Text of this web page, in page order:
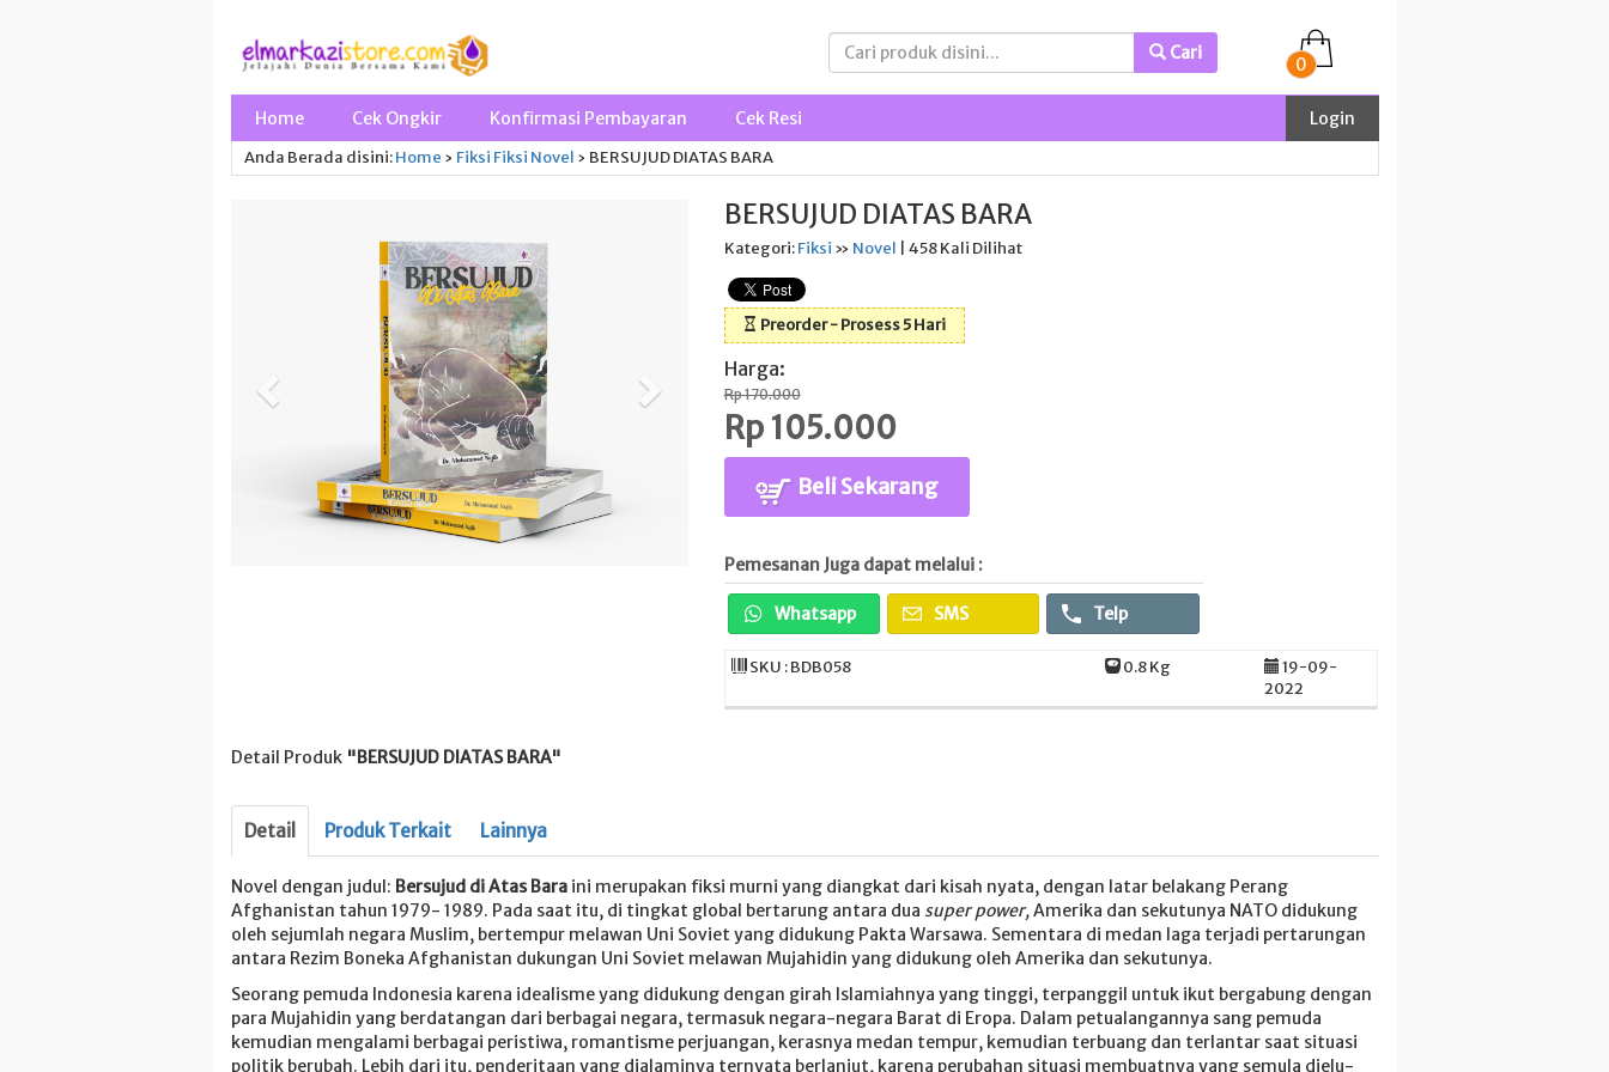
Cari
0
Home Cek Ongkir Konfirmasi Pembayaran Cek Resi Login
Anda Berada disini: Home › Fiksi Fiksi Novel › BERSUJUD DIATAS BARA
BERSUJUD DIATAS BARA
Kategori:Fiksi » Novel | 458 Kali Dilihat
Preorder - Prosess 5 Hari
Harga:
Rp 170.000
Rp 105.000
Beli Sekarang
Pemesanan Juga dapat melalui :
Whatsapp SMS Telp
SKU : BDB058 0.8 Kg
19-09-
2022
Detail Produk "BERSUJUD DIATAS BARA"
Detail Produk Terkait Lainnya
Novel dengan judul: Bersujud di Atas Bara ini merupakan fiksi murni yang diangkat dari kisah nyata, dengan latar belakang Perang
Afghanistan tahun 1979- 1989. Pada saat itu, di tingkat global bertarung antara dua super power,Amerika dan sekutunya NATO didukung
oleh sejumlah negara Muslim, bertempur melawan Uni Soviet yang didukung Pakta Warsawa. Sementara di medan laga terjadi pertarungan
antara Rezim Boneka Afghanistan dukungan Uni Soviet melawan Mujahidin yang didukung oleh Amerika dan sekutunya.
Seorang pemuda Indonesia karena idealisme yang didukung dengan girah Islamiahnya yang tinggi, terpanggil untuk ikut bergabung dengan
para Mujahidin yang berdatangan dari berbagai negara, termasuk negara-negara Barat di Eropa. Dalam petualangannya sang pemuda
kemudian mengalami berbagai peristiwa, romantisme perjuangan, kerasnya medan tempur, kemudian terbuang dan terlantar saat situasi
politik berubah. Lebih dari itu, penderitaan yang dialaminya ternyata berlanjut, karena perubahan situasi membuatnya yang semula dielu-